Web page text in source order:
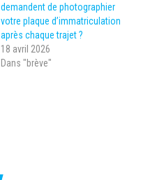
demandent de photographier
votre plaque d’immatriculation
après chaque trajet ?
18 avril 2026
Dans "brève"